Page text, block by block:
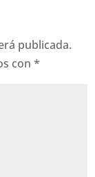
publicada.
con*